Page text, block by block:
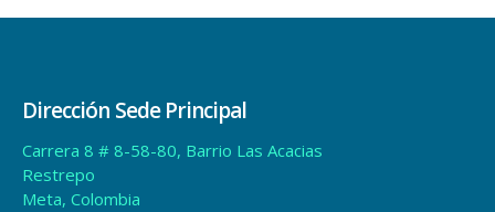
Dirección Sede Principal
Carrera 8 # 8-58-80, Barrio Las Acacias
Restrepo
Meta, Colombia